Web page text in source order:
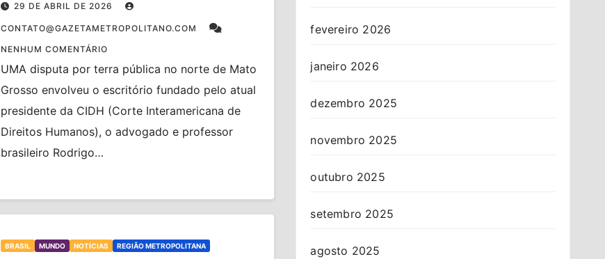
sem-terra no MT
29 DE ABRIL DE 2026
CONTATO@GAZETAMETROPOLITANO.COM
NENHUM COMENTÁRIO
UMA disputa por terra pública no norte de Mato
Grosso envolveu o escritório fundado pelo atual
presidente da CIDH (Corte Interamericana de
Direitos Humanos), o advogado e professor
brasileiro Rodrigo…
BRASIL MUNDO NOTÍCIAS REGIÃO METROPOLITANA
fevereiro 2026
janeiro 2026
dezembro 2025
novembro 2025
outubro 2025
setembro 2025
agosto 2025